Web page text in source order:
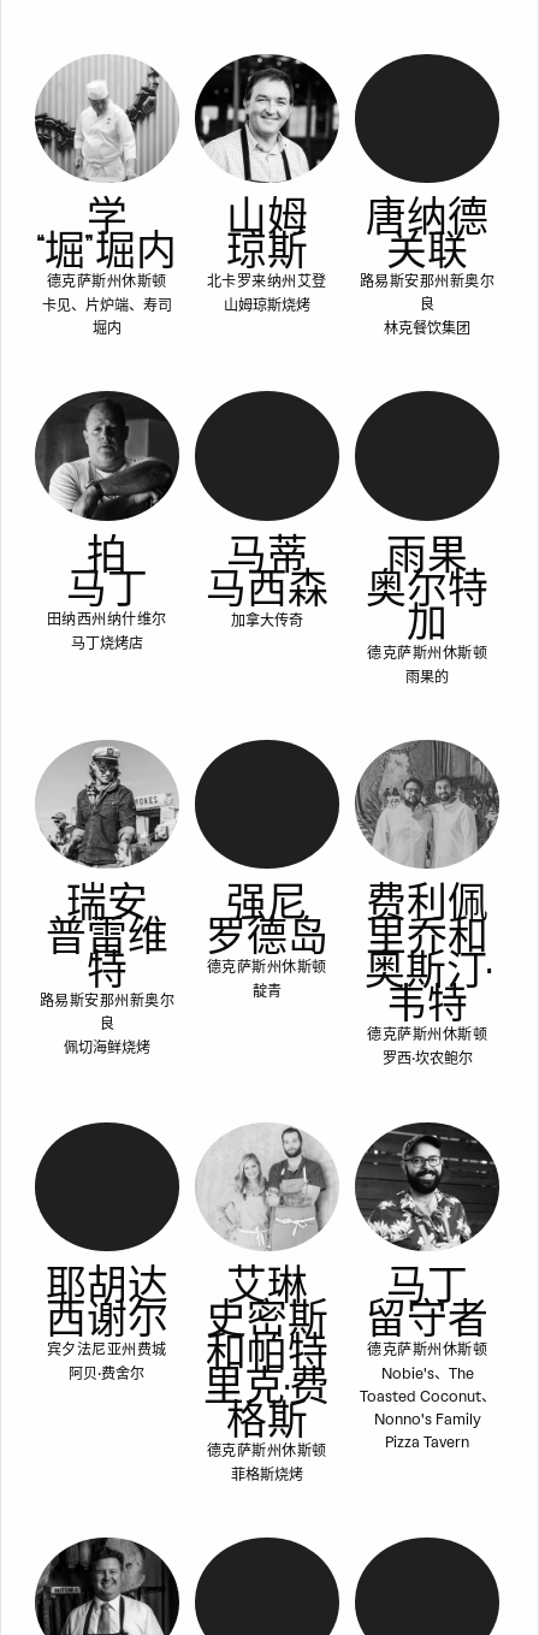
学
“堀” 堀内
德克萨斯州休斯顿
卡见、片炉端、寿司
堀内
山姆
琼斯
北卡罗来纳州艾登
山姆琼斯烧烤
唐纳德
关联
路易斯安那州新奥尔
良
林克餐饮集团
拍
马丁
田纳西州纳什维尔
马丁烧烤店
马蒂
马西森
加拿大传奇
雨果
奥尔特
加
德克萨斯州休斯顿
雨果的
瑞安
普雷维
特
路易斯安那州新奥尔
良
佩切海鲜烧烤
强尼
罗德岛
德克萨斯州休斯顿
靛青
费利佩
里乔和
奥斯汀·
韦特
德克萨斯州休斯顿
罗西·坎农鲍尔
耶胡达
西谢尔
宾夕法尼亚州费城
阿贝·费舍尔
艾琳
史密斯
和帕特
里克·费
格斯
德克萨斯州休斯顿
菲格斯烧烤
马丁
留守者
德克萨斯州休斯顿
Nobie's、The
Toasted Coconut、
Nonno's Family
Pizza Tavern